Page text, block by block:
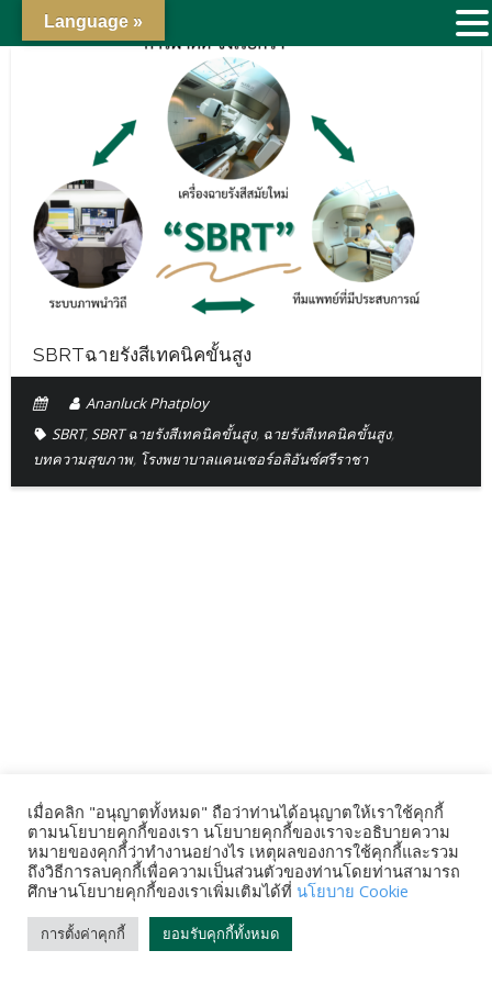
SBRTฉายรังสีเทคนิคขั้นสูง
Ananluck Phatploy
SBRT,SBRT ฉายรังสีเทคนิคขั้นสูง, ฉายรังสีเทคนิคขั้นสูง,
บทความสุขภาพ, โรงพยาบาลแคนเซอร์อลิอันซ์ศรีราชา
เมื่อคลิก "อนุญาตทั้งหมด" ถือว่าท่านได้อนุญาตให้เราใช้คุกกี้
ตามนโยบายคุกกี้ของเรา นโยบายคุกกี้ของเราจะอธิบายความ
หมายของคุกกี้ว่าทำงานอย่างไร เหตุผลของการใช้คุกกี้และรวม
ถึงวิธีการลบคุกกี้เพื่อความเป็นส่วนตัวของท่านโดยท่านสามารถ
ศึกษานโยบายคุกกี้ของเราเพิ่มเติมได้ที่ นโยบาย Cookie
การตั้งค่าคุกกี้ ยอมรับคุกกี้ทั้งหมด
Language »